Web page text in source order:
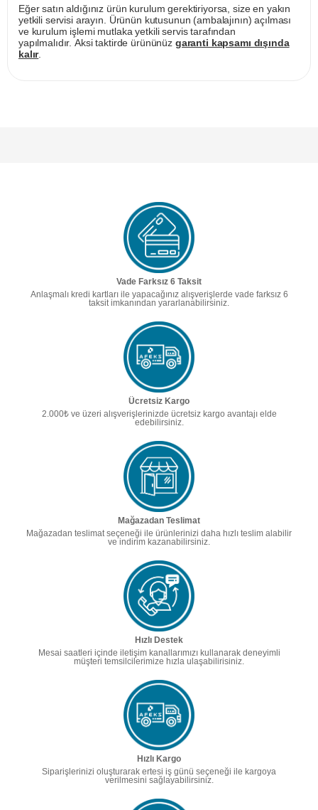
Eğer satın aldığınız ürün kurulum gerektiriyorsa, size en yakın
yetkili servisi arayın. Ürünün kutusunun (ambalajının) açılması
ve kurulum işlemi mutlaka yetkili servis tarafından
yapılmalıdır. Aksi taktirde ürününüz garanti kapsamı dışında
kalır.
Vade Farksız 6 Taksit
Anlaşmalı kredi kartları ile yapacağınız alışverişlerde vade farksız 6
taksit imkanından yararlanabilirsiniz.
Ücretsiz Kargo
2.000₺ ve üzeri alışverişlerinizde ücretsiz kargo avantajı elde
edebilirsiniz.
Mağazadan Teslimat
Mağazadan teslimat seçeneği ile ürünlerinizi daha hızlı teslim alabilir
ve indirim kazanabilirsiniz.
Hızlı Destek
Mesai saatleri içinde iletişim kanallarımızı kullanarak deneyimli
müşteri temsilcilerimize hızla ulaşabilirisiniz.
Hızlı Kargo
Siparişlerinizi oluşturarak ertesi iş günü seçeneği ile kargoya
verilmesini sağlayabilirsiniz.